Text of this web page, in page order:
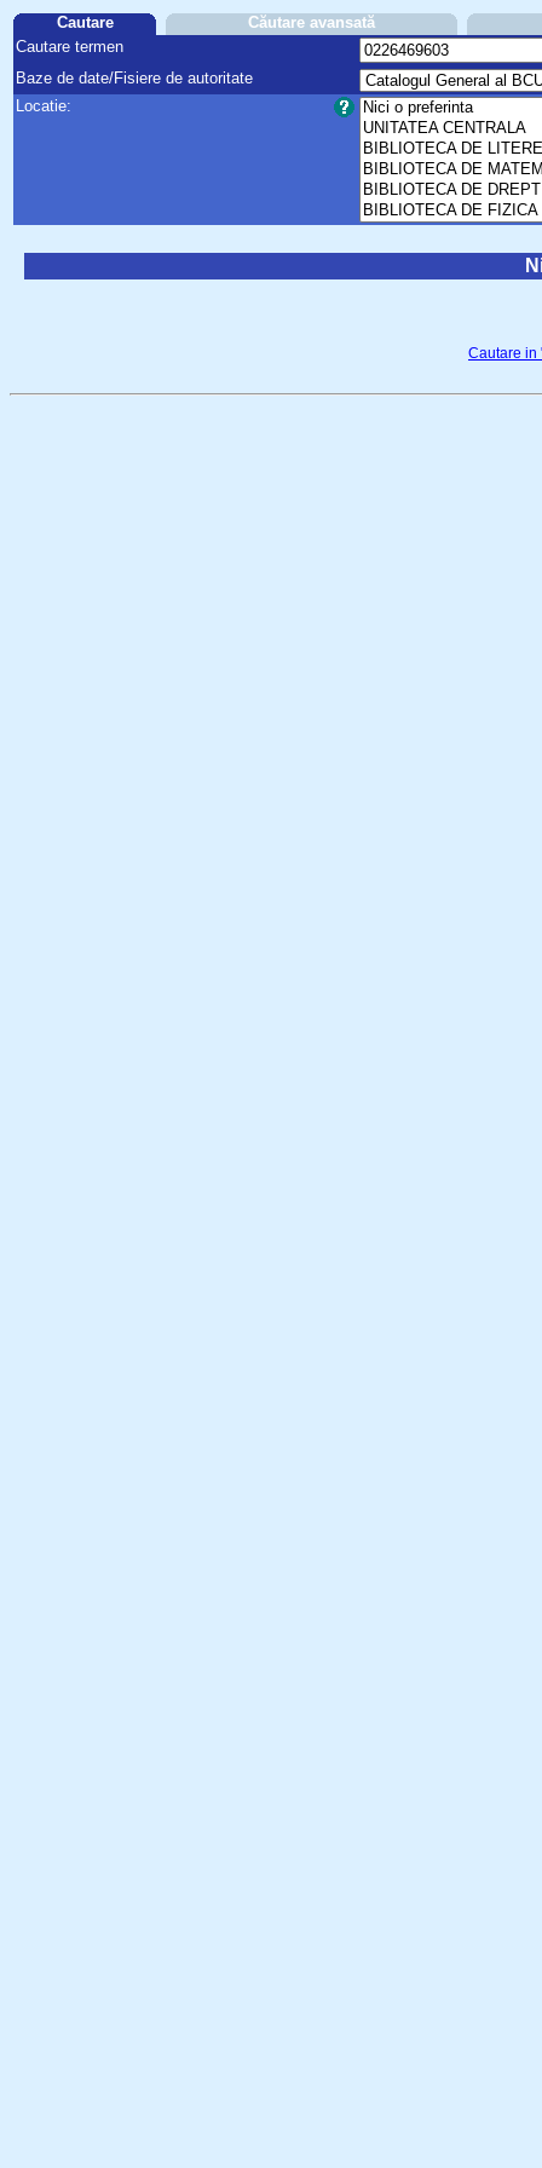
Cautare
Căutare avansată
Cautare termen
Baze de date/Fisiere de autoritate
Locatie:
Cautare in